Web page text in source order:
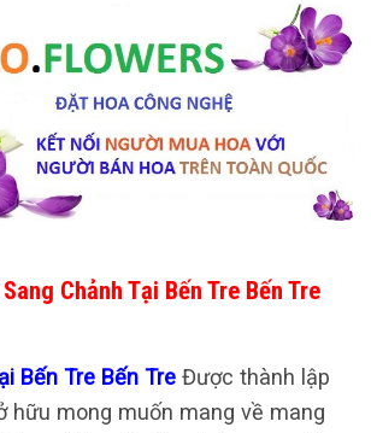
Chảnh Tại Bến Tre Bến Tre
Bến Tre Bến Tre Được thành lập
hữu mong muốn mang về mang